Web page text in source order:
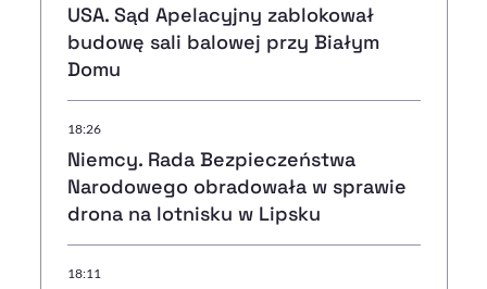
USA. Sąd Apelacyjny zablokował
budowę sali balowej przy Białym
Domu
18:26
Niemcy. Rada Bezpieczeństwa
Narodowego obradowała w sprawie
drona na lotnisku w Lipsku
18:11